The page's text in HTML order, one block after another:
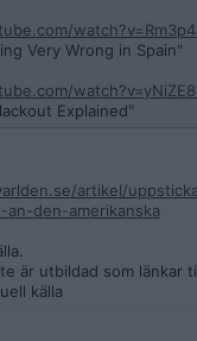
Very Wrong in Spain"
Explained"
artikel/
an-den-amerikanska
är utbildad som länkar
källa